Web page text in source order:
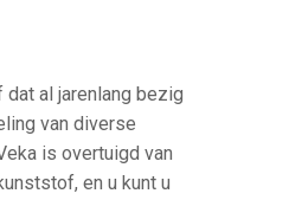
al jarenlang bezig
van diverse
is overtuigd van
en u kunt u